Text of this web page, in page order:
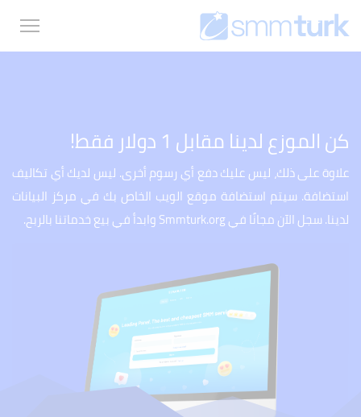
كن الموزع لدينا مقابل 1 دولار فقط!
علاوة على ذلك، ليس عليك دفع أي رسوم أخرى. ليس لديك أي تكاليف
استضافة. سيتم استضافة موقع الويب الخاص بك في مركز البيانات
لدينا. سجل الآن مجانًا في Smmturk.org وابدأ في بيع خدماتنا بالربح.